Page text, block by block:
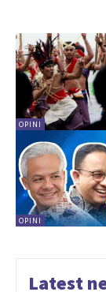
OPINI
OPINI
Latest